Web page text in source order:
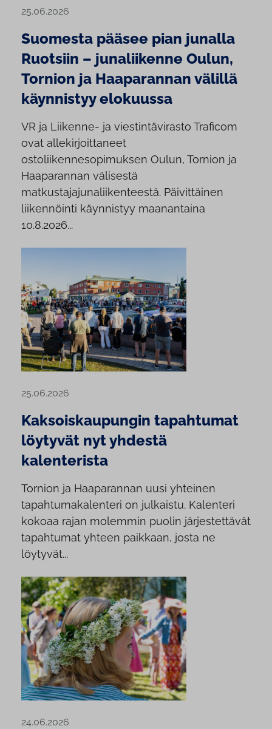
25.06.2026
Suomesta pääsee pian junalla
Ruotsiin – junaliikenne Oulun,
Tornion ja Haaparannan välillä
käynnistyy elokuussa
VR ja Liikenne- ja viestintävirasto Traficom
ovat allekirjoittaneet
ostoliikennesopimuksen Oulun, Tornion ja
Haaparannan välisestä
matkustajajunaliikenteestä. Päivittäinen
liikennöinti käynnistyy maanantaina
10.8.2026...
25.06.2026
Kaksoiskaupungin tapahtumat
löytyvät nyt yhdestä
kalenterista
Tornion ja Haaparannan uusi yhteinen
tapahtumakalenteri on julkaistu. Kalenteri
kokoaa rajan molemmin puolin järjestettävät
tapahtumat yhteen paikkaan, josta ne
löytyvät...
24.06.2026